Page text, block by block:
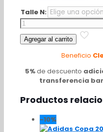
Talle N:
Nike
Phantom
GX2
Mad
Ambition
Agregar al carrito
Beneficio
5%de descuento
transferencia
Productos
-10%